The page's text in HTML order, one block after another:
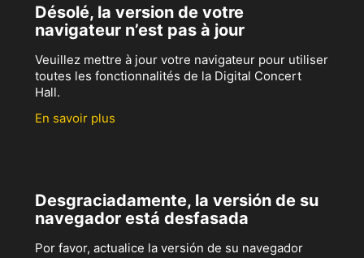
Désolé, la version de votre
navigateur n’est pas à jour
Veuillez mettre à jour votre navigateur pour utiliser
toutes les fonctionnalités de la Digital Concert
Hall.
En savoir plus
Desgraciadamente, la versión de su
navegador está desfasada
Por favor, actualice la versión de su navegador